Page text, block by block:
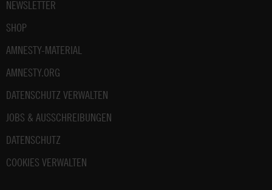
NEWSLETTER
SHOP
AMNESTY-MATERIAL
AMNESTY.ORG
DATENSCHUTZ VERWALTEN
JOBS & AUSSCHREIBUNGEN
DATENSCHUTZ
COOKIES VERWALTEN